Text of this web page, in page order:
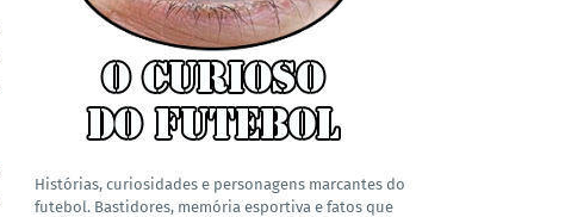
Histórias, curiosidades e personagens marcantes do
futebol. Bastidores, memória esportiva e fatos que